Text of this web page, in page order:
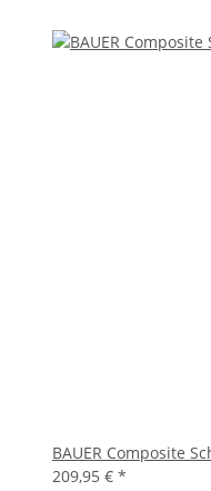
BAUER Composite
209,95 € *